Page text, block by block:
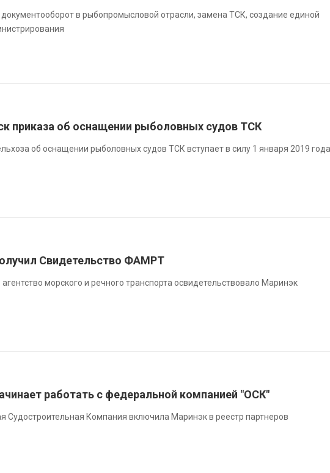
в рыбопромысловой отрасли, замена ТСК, создание единой
приказа об оснащении рыболовных судов ТСК
об оснащении рыболовных судов ТСК вступает в силу 1 января 2019
Свидетельство ФАМРТ
морского и речного транспорта освидетельствовало Маринэк
работать с федеральной компанией "ОСК"
Судостроительная Компания включила Маринэк в реестр партнеров